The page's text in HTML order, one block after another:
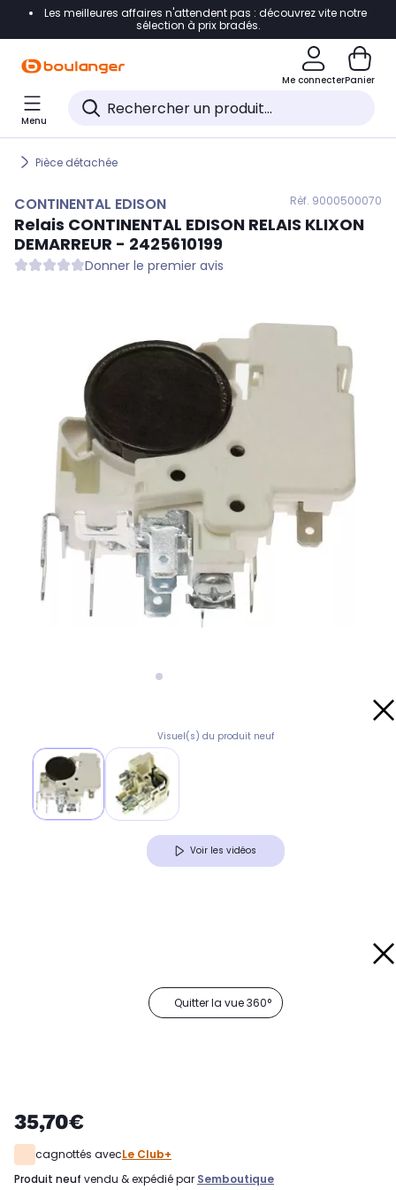
Accéder directement à la navigation
Accéder directement au pied de page
Accéder directement au chatbot
Les meilleures affaires n'attendent pas : découvrez vite notre
sélection à prix bradés.
Me connecterPanier
Menu
Pièce détachée
CONTINENTAL EDISON Réf. 9000500070
Relais CONTINENTAL EDISON RELAIS KLIXON
DEMARREUR - 2425610199
Donner le premier avis
Visuel(s) du produit neuf
Voir les vidéos
Quitter la vue 360°
35,70€
cagnottés avecLe Club+
produit neuf vendu & expédié par Semboutique